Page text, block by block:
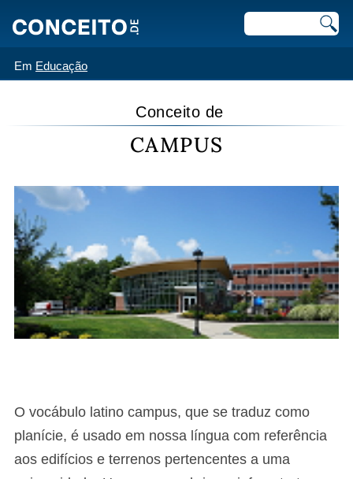
Em Educação
Conceito de
CAMPUS
O vocábulo latino campus, que se traduz como
planície, é usado em nossa língua com referência
aos edifícios e terrenos pertencentes a uma